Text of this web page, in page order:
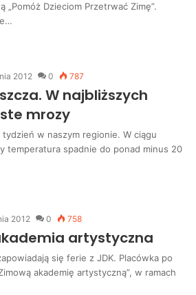
„Pomóż Dzieciom Przetrwać Zimę”.
2012 0 787
W najbliższych
mrozy
w naszym regionie. W ciągu
temperatura spadnie do ponad minus 20
2012 0 758
artystyczna
się ferie z JDK. Placówka po
akademię artystyczną”, w ramach